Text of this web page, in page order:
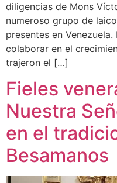
diligencias de Mons
numeroso grupo de
presentes en
colaborar en el
trajeron el […]
Fieles
Nuestra
en el
Besamanos